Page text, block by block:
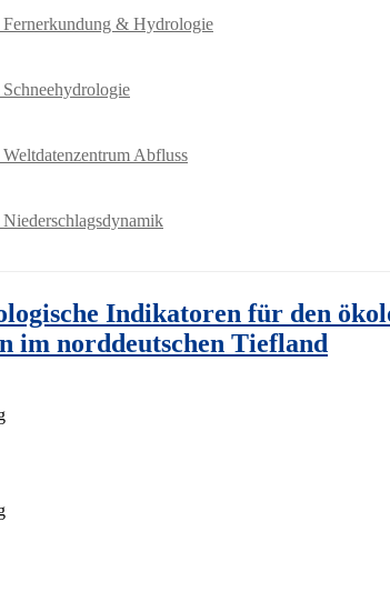
Fernerkundung & Hydrologie
Abfluss
Indikatoren für den
im norddeutschen Tiefland